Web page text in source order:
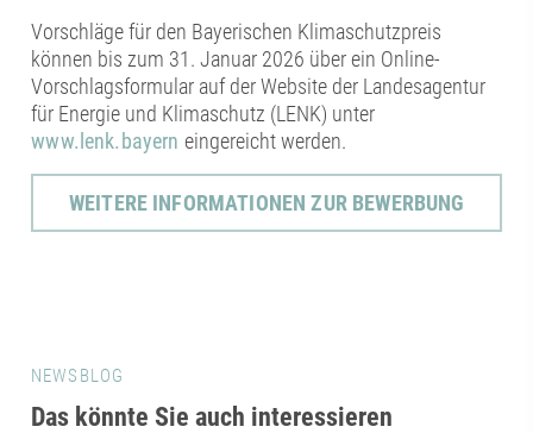
Vorschläge für den Bayerischen Klimaschutzpreis
können bis zum 31. Januar 2026 über ein Online-
Vorschlagsformular auf der Website der Landesagentur
für Energie und Klimaschutz (LENK) unter
www.lenk.bayern eingereicht werden.
WEITERE INFORMATIONEN ZUR BEWERBUNG
NEWSBLOG
Das könnte Sie auch interessieren